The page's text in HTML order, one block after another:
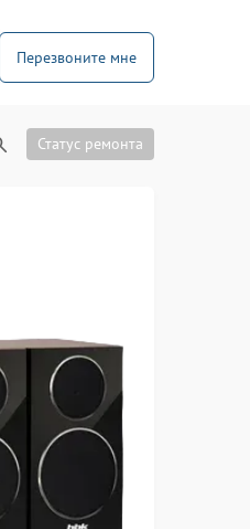
Перезвоните мне
Статус ремонта